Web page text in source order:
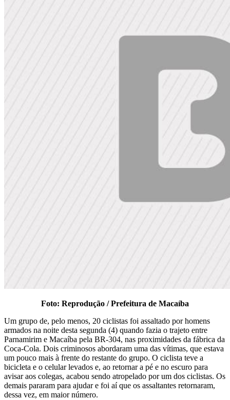
Foto: Reprodução / Prefeitura de Macaíba
Um grupo de, pelo menos, 20 ciclistas foi assaltado por homens
armados na noite desta segunda (4) quando fazia o trajeto entre
Parnamirim e Macaíba pela BR-304, nas proximidades da fábrica da
Coca-Cola. Dois criminosos abordaram uma das vítimas, que estava
um pouco mais à frente do restante do grupo. O ciclista teve a
bicicleta e o celular levados e, ao retornar a pé e no escuro para
avisar aos colegas, acabou sendo atropelado por um dos ciclistas. Os
demais pararam para ajudar e foi aí que os assaltantes retornaram,
dessa vez, em maior número.